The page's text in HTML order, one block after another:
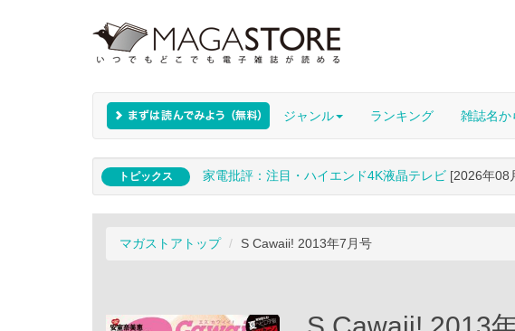
ジャンル ランキング 雑誌名か
トピックス 家電批評：注目・ハイエンド4K液晶テレビ [2026年08
マガストアトップ S Cawaii! 2013年7月号